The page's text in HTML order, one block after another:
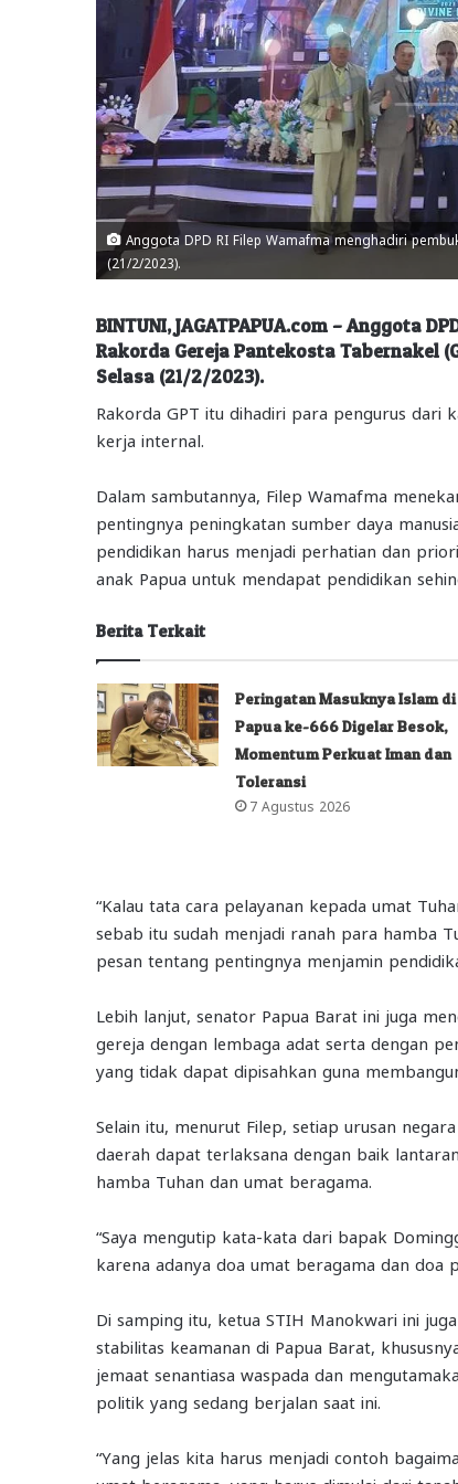
Anggota DPD RI Filep Wamafma menghadiri
(21/2/2023).
BINTUNI, JAGATPAPUA.com – Anggota
Rakorda Gereja Pantekosta Tabernakel
Selasa (21/2/2023).
Rakorda GPT itu dihadiri para pengurus dari
kerja internal.
Dalam sambutannya, Filep Wamafma
pentingnya peningkatan sumber daya
pendidikan harus menjadi perhatian dan
anak Papua untuk mendapat pendidikan
Berita Terkait
Peringatan Masuknya Islam di
Papua ke-666 Digelar Besok,
Momentum Perkuat Iman dan
Toleransi
7 Agustus 2026
“Kalau tata cara pelayanan kepada umat
sebab itu sudah menjadi ranah para hamba
pesan tentang pentingnya menjamin
Lebih lanjut, senator Papua Barat ini juga
gereja dengan lembaga adat serta dengan
yang tidak dapat dipisahkan guna
Selain itu, menurut Filep, setiap urusan
daerah dapat terlaksana dengan baik
hamba Tuhan dan umat beragama.
“Saya mengutip kata-kata dari bapak
karena adanya doa umat beragama dan doa
Di samping itu, ketua STIH Manokwari ini
stabilitas keamanan di Papua Barat,
jemaat senantiasa waspada dan
politik yang sedang berjalan saat ini.
“Yang jelas kita harus menjadi contoh